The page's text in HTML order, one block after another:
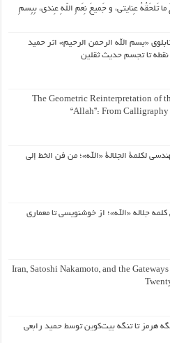
تَلحَقُهُ عِنایتی، و جَمیعَ نِعَمِ اللّهِ عِندی، بِبِسمِ
«بسم الله الرحمن الرحیم» اثر حمید
نقطه تا تجسم حدیث ثقلین
The Geometric Reinterpretation of
“Allah”: From
لكلمة الجلالة «الله»؛ من فن الخط إلى
جلاله «الله»؛ از خوشنویسی تا معماری
Iran, Satoshi Nakamoto, and the
هرمز تا تنگه بیت‌کوین توسط حمید رابعی